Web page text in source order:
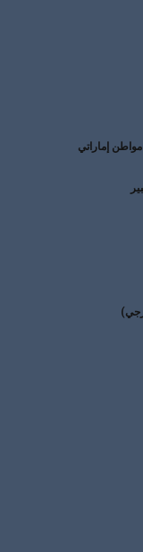
إماراتي